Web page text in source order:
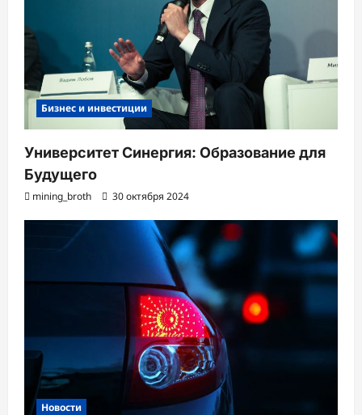
Бизнес и инвестиции
Университет Синергия: Образование для
Будущего
mining_broth 30 октября 2024
Новости